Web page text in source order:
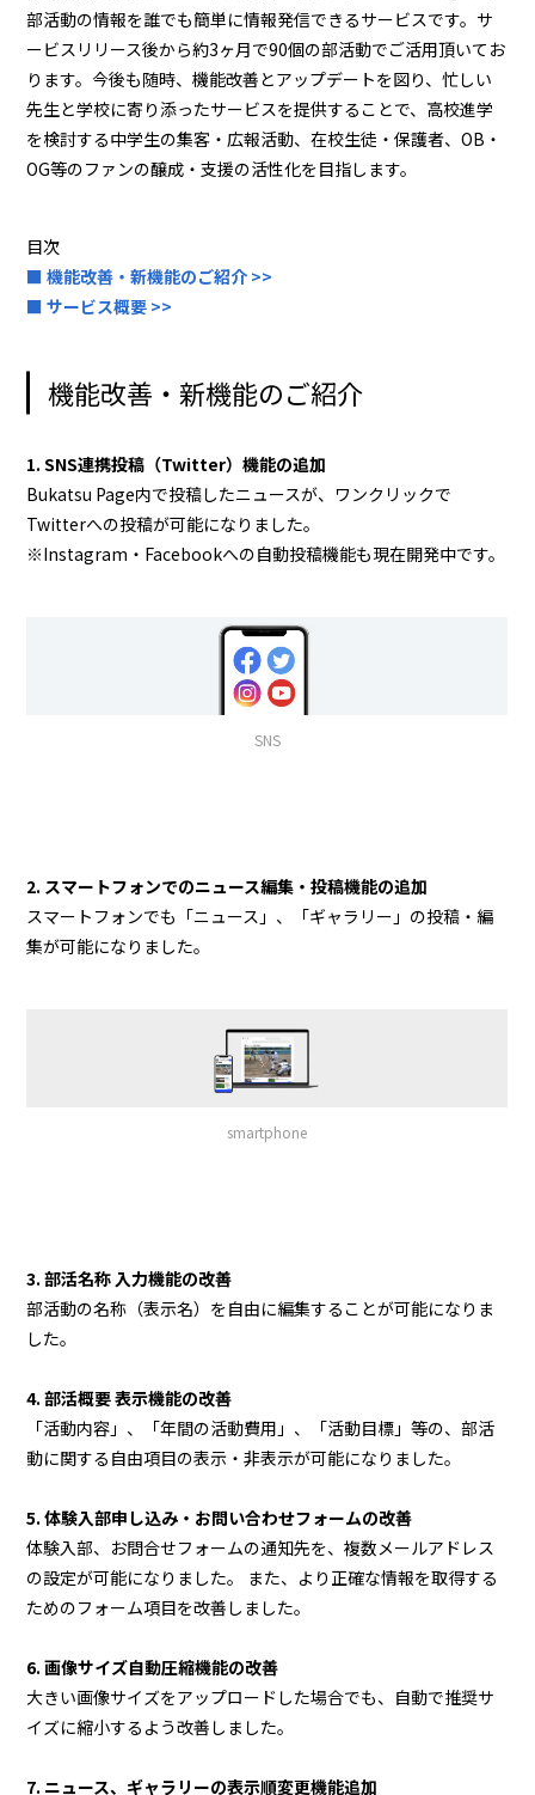
部活動の情報を誰でも簡単に情報発信できるサービスです。サ
ービスリリース後から約3ヶ月で90個の部活動でご活用頂いてお
ります。今後も随時、機能改善とアップデートを図り、忙しい
先生と学校に寄り添ったサービスを提供することで、高校進学
を検討する中学生の集客・広報活動、在校生徒・保護者、OB・
OG等のファンの醸成・支援の活性化を目指します。
目次
■ 機能改善・新機能のご紹介 >>
■ サービス概要 >>
機能改善・新機能のご紹介
1. SNS連携投稿（Twitter）機能の追加
Bukatsu Page内で投稿したニュースが、ワンクリックで
Twitterへの投稿が可能になりました。
※Instagram・Facebookへの自動投稿機能も現在開発中です。
SNS
2. スマートフォンでのニュース編集・投稿機能の追加
スマートフォンでも「ニュース」、「ギャラリー」の投稿・編
集が可能になりました。
smartphone
3. 部活名称 入力機能の改善
部活動の名称（表示名）を自由に編集することが可能になりま
した。
4. 部活概要 表示機能の改善
「活動内容」、「年間の活動費用」、「活動目標」等の、部活
動に関する自由項目の表示・非表示が可能になりました。
5. 体験入部申し込み・お問い合わせフォームの改善
体験入部、お問合せフォームの通知先を、複数メールアドレス
の設定が可能になりました。 また、より正確な情報を取得する
ためのフォーム項目を改善しました。
6. 画像サイズ自動圧縮機能の改善
大きい画像サイズをアップロードした場合でも、自動で推奨サ
イズに縮小するよう改善しました。
7. ニュース、ギャラリーの表示順変更機能追加